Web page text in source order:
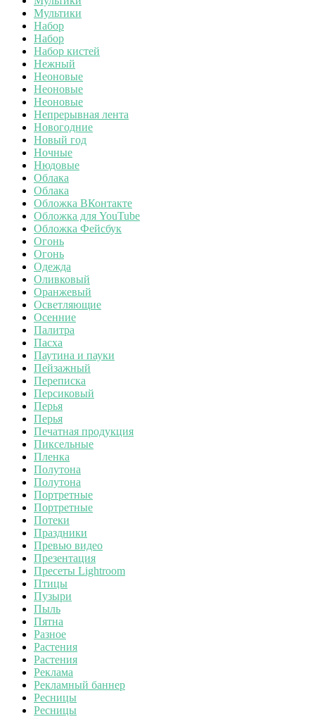
Мультики
Набор
Набор
Набор кистей
Нежный
Неоновые
Неоновые
Неоновые
Непрерывная лента
Новогодние
Новый год
Ночные
Нюдовые
Облака
Облака
Обложка ВКонтакте
Обложка для YouTube
Обложка Фейсбук
Огонь
Огонь
Одежда
Оливковый
Оранжевый
Осветляющие
Осенние
Палитра
Пасха
Паутина и пауки
Пейзажный
Переписка
Персиковый
Перья
Перья
Печатная продукция
Пиксельные
Пленка
Полутона
Полутона
Портретные
Портретные
Потеки
Праздники
Превью видео
Презентация
Пресеты Lightroom
Птицы
Пузыри
Пыль
Пятна
Разное
Растения
Растения
Реклама
Рекламный баннер
Ресницы
Ресницы